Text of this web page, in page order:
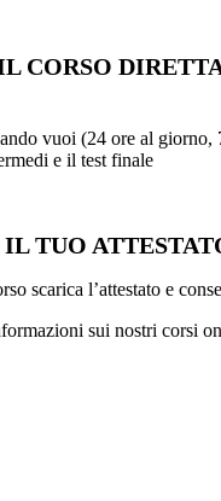
CORSO
vuoi (24 ore al giorno,
e il test finale
TUO
scarica l’attestato e
sui nostri corsi